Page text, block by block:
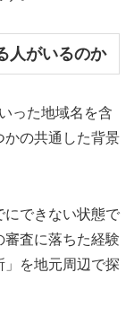
人がいるのか
った地域名を含
かの共通した背景
にできない状態で
審査に落ちた経験
」を地元周辺で探